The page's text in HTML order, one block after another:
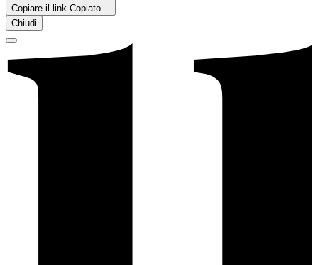
Copiare il link Copiato…
Chiudi